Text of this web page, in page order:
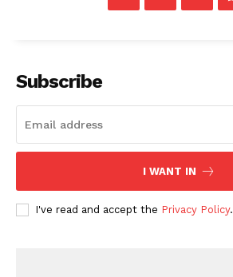
Subscribe
I WANT IN
I've read and accept the Privacy Policy.